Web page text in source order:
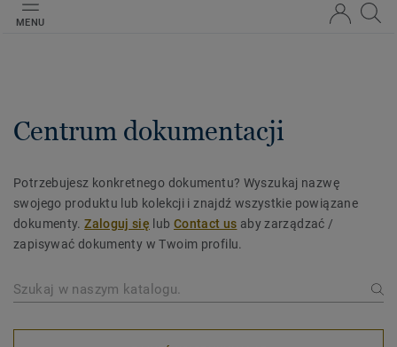
MENU
Centrum dokumentacji
Potrzebujesz konkretnego dokumentu? Wyszukaj nazwę
swojego produktu lub kolekcji i znajdź wszystkie powiązane
dokumenty.Zaloguj się lub Contact us aby zarządzać /
zapisywać dokumenty w Twoim profilu.